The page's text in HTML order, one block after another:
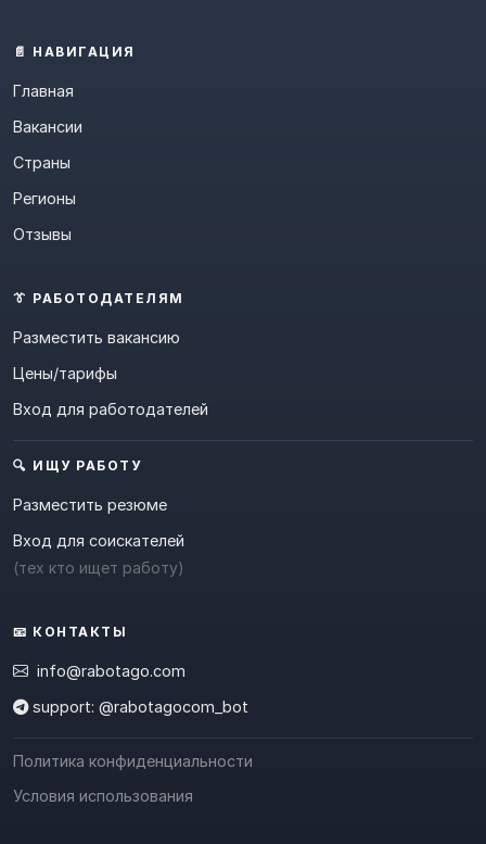
📄 НАВИГАЦИЯ
Главная
Вакансии
Страны
Регионы
Отзывы
👔 РАБОТОДАТЕЛЯМ
Разместить вакансию
Цены/тарифы
Вход для работодателей
🔍 ИЩУ РАБОТУ
Разместить резюме
Вход для соискателей
(тех кто ищет работу)
📧 КОНТАКТЫ
info@rabotago.com
support: @rabotagocom_bot
Политика конфиденциальности
Условия использования